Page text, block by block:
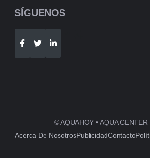
SÍGUENOS
© AQUAHOY • AQUA CENTER
Acerca De NosotrosPublicidadContacto